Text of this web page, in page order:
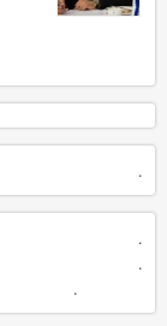
.
.
.
.